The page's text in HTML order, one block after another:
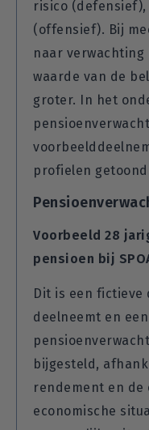
risico
(offensief). Bij
naar verwachting
waarde van de
groter. In het
profielen
Voorbeeld 28
pensioen bij
Dit is een fictieve
deelneemt en
bijgesteld,
rendement en de
economische